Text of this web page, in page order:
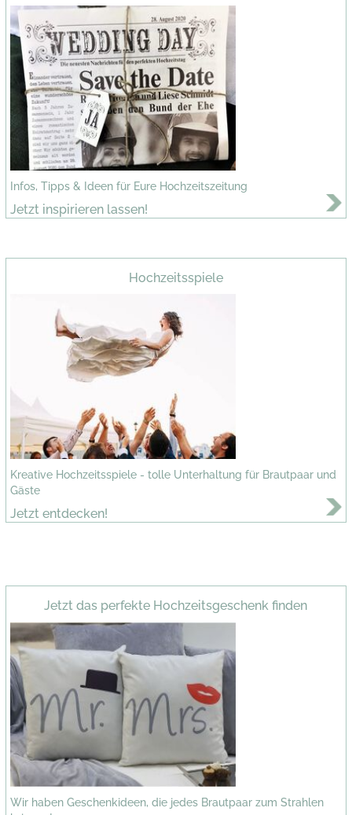
Infos, Tipps & Ideen für Eure Hochzeitszeitung
Jetzt inspirieren lassen!
Hochzeitsspiele
Kreative Hochzeitsspiele - tolle Unterhaltung für Brautpaar und
Gäste
Jetzt entdecken!
Jetzt das perfekte Hochzeitsgeschenk finden
Wir haben Geschenkideen, die jedes Brautpaar zum Strahlen